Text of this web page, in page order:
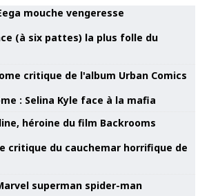
(à six pattes) la plus folle du
: Selina Kyle face à la mafia
critique du cauchemar horrifique de